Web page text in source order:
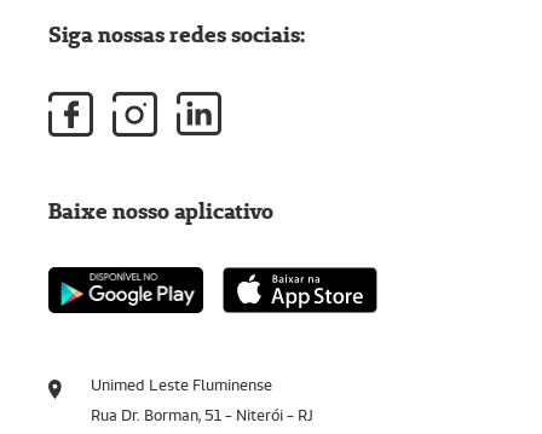
Unimed Leste Fluminense
Rua Dr. Borman, 51 - Niterói - RJ
Siga nossas redes sociais:
Baixe nosso aplicativo